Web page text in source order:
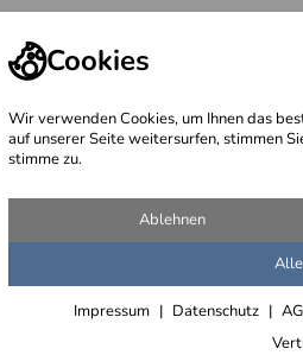
Cookies
Wir verwenden Cookies, um Ihnen das
auf unserer Seite weitersurfen, stimmen
stimme zu.
Ablehnen
Impressum Datenschutz
Sonderangebote